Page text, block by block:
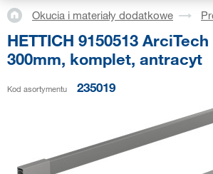
Okucia i materiały dodatkowe
HETTICH 9150513
300mm, komplet, antracyt
Kod asortymentu 235019